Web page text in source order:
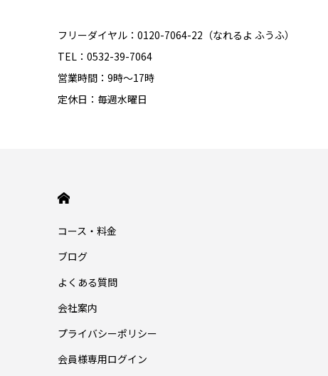
フリーダイヤル：0120-7064-22（なれるよ ふうふ）
TEL：0532-39-7064
営業時間：9時～17時
定休日：毎週水曜日
コース・料金
ブログ
よくある質問
会社案内
プライバシーポリシー
会員様専用ログイン